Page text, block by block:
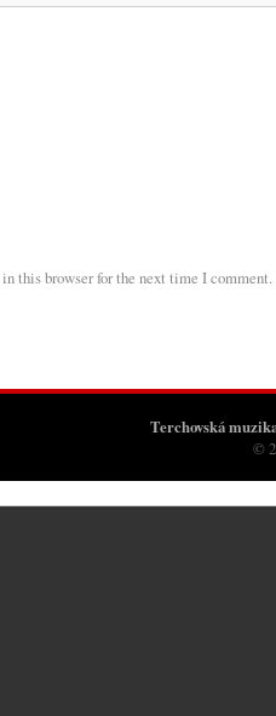
this browser for the next time I comment.
Terchovská
©